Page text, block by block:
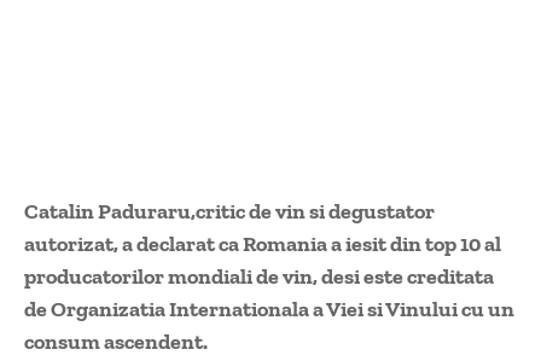
Catalin Paduraru,critic de vin si degustator
autorizat, a declarat ca Romania a iesit din top 10 al
producatorilor mondiali de vin, desi este creditata
de Organizatia Internationala a Viei si Vinului cu un
consum ascendent.